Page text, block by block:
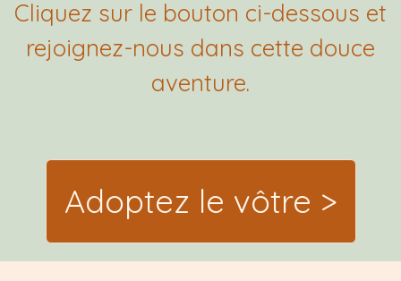
Cliquez sur le bouton ci-dessous et
rejoignez-nous dans cette douce
aventure.
Adoptez le vôtre >